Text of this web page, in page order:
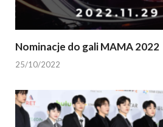
Nominacje do gali MAMA 2022
25/10/2022